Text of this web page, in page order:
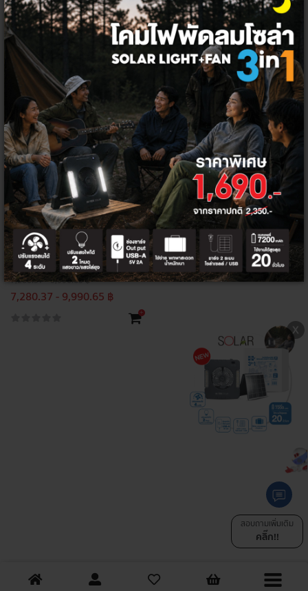
ตัวกรอง
ทั้งหมด
KYORITSU 3131 เครื่องตรวจสอบฉน
วนแบบเข็ม
7,280.37 - 9,990.65 ฿
7,280.37 - 9,990.65 ฿
+
สอบถามเพิ่มเติม
คลิ๊ก!!